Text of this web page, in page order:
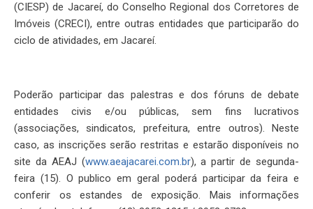
(CIESP) de Jacareí, do Conselho Regional dos Corretores de
Imóveis (CRECI), entre outras entidades que participarão do
ciclo de atividades, em Jacareí.
Poderão participar das palestras e dos fóruns de debate
entidades civis e/ou públicas, sem fins lucrativos
(associações, sindicatos, prefeitura, entre outros). Neste
caso, as inscrições serão restritas e estarão disponíveis no
site da AEAJ (www.aeajacarei.com.br), a partir de segunda-
feira (15). O publico em geral poderá participar da feira e
conferir os estandes de exposição. Mais informações